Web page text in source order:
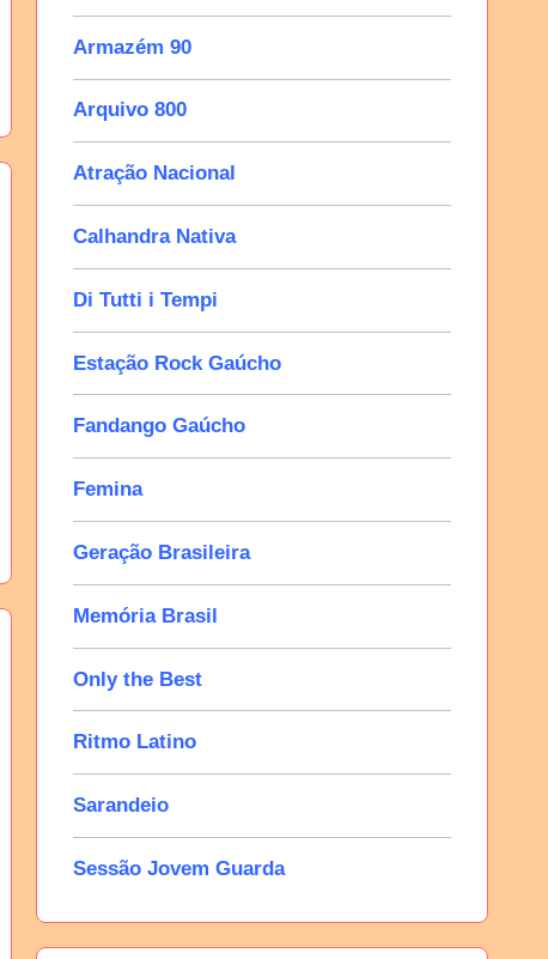
Armazém 90
Arquivo 800
Atração Nacional
Calhandra Nativa
Di Tutti i Tempi
Estação Rock Gaúcho
Fandango Gaúcho
Femina
Geração Brasileira
Memória Brasil
Only the Best
Ritmo Latino
Sarandeio
Sessão Jovem Guarda